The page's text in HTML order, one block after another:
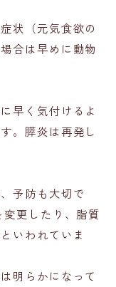
状（元気食欲の
合は早めに動物
早く気付けるよ
。膵炎は再発し
予防も大切で
更したり、脂質
いわれていま
明らかになって